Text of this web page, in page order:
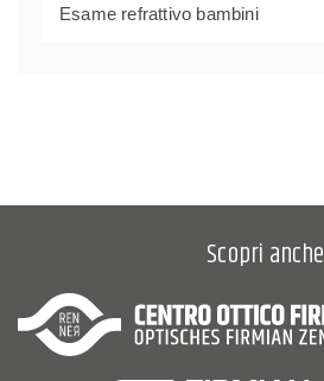
Esame refrattivo bambini
Scopri anche